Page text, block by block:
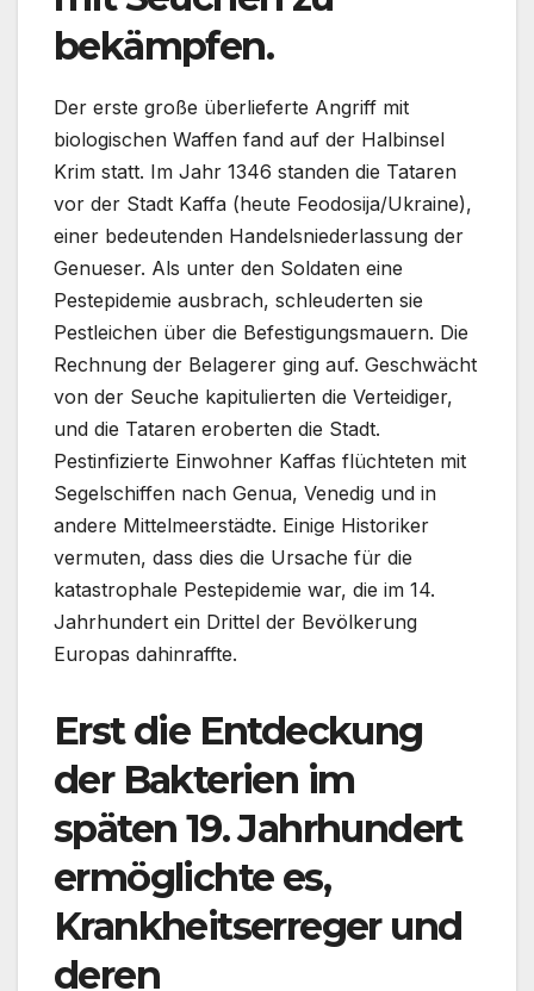
bekämpfen.
Der erste große überlieferte Angriff mit
biologischen Waffen fand auf der Halbinsel
Krim statt. Im Jahr 1346 standen die Tataren
vor der Stadt Kaffa (heute Feodosija/Ukraine),
einer bedeutenden Handelsniederlassung der
Genueser. Als unter den Soldaten eine
Pestepidemie ausbrach, schleuderten sie
Pestleichen über die Befestigungsmauern. Die
Rechnung der Belagerer ging auf. Geschwächt
von der Seuche kapitulierten die Verteidiger,
und die Tataren eroberten die Stadt.
Pestinfizierte Einwohner Kaffas flüchteten mit
Segelschiffen nach Genua, Venedig und in
andere Mittelmeerstädte. Einige Historiker
vermuten, dass dies die Ursache für die
katastrophale Pestepidemie war, die im 14.
Jahrhundert ein Drittel der Bevölkerung
Europas dahinraffte.
Erst die Entdeckung
der Bakterien im
späten 19. Jahrhundert
ermöglichte es,
Krankheitserreger und
deren